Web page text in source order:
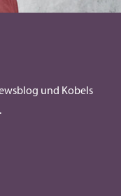
und Kobels